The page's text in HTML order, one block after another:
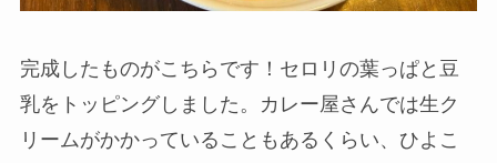
完成したものがこちらです！セロリの葉っぱと豆
乳をトッピングしました。カレー屋さんでは生ク
リームがかかっていることもあるくらい、ひよこ